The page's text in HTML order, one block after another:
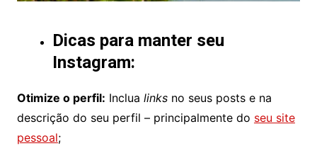
Dicas para manter seu
Instagram:
Otimize o perfil: Inclua linksno seus posts e na
descrição do seu perfil – principalmente do seu site
pessoal;